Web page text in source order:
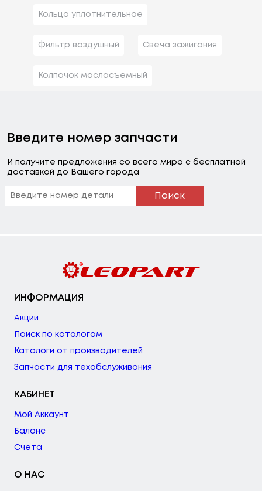
Кольцо уплотнительное
Фильтр воздушный Свеча зажигания
Колпачок маслосъемный
Введите номер запчасти
И получите предложения со всего мира с бесплатной
доставкой до Вашего города
Поиск
ИНФОРМАЦИЯ
Акции
Поиск по каталогам
Каталоги от производителей
Запчасти для техобслуживания
КАБИНЕТ
Мой Аккаунт
Баланс
Счета
О НАС